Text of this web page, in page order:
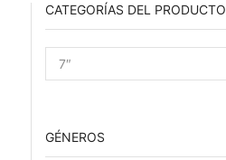
CATEGORÍAS DEL PRODUCTO
GÉNEROS